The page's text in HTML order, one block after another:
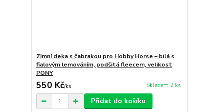
Zimní deka s čabrakou pro Hobby Horse – bílá s
fialovým lemováním, podšitá fleecem, velikost
PONY
550 Kč/ks Skladem 2 ks
Přidat do košíku